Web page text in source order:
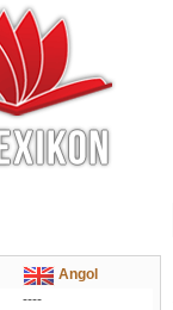
Angol
----